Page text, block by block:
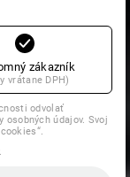
zákazník
vrátane DPH)
odvolať
osobných údajov. Svoj